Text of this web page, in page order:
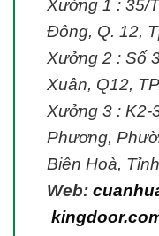
Xưởng 1 : 35/
Đông, Q. 12,
Xưởng 2 : Số
Xuân, Q12,
Xưởng 3 : K2-
Phương,
Biên Hoà,
Web: